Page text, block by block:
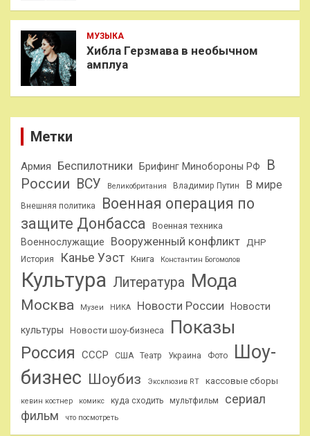
МУЗЫКА
Хибла Герзмава в необычном
амплуа
Метки
Армия Беспилотники Брифинг Минобороны РФ
В
России ВСУ Великобритания Владимир Путин В мире
Внешняя политика
Военная операция по
защите Донбасса
Военная техника
Военнослужащие Вооруженный конфликт ДНР
История Канье Уэст Книга Константин Богомолов
Культура Литература Мода
Москва Музеи НИКА Новости России Новости
культуры Новости шоу-бизнеса Показы
Россия СССР США Театр Украина Фото
Шоу-
бизнес Шоубиз Эксклюзив RT кассовые сборы
кевин костнер комикс куда сходить мультфильм
сериал
фильм
что посмотреть